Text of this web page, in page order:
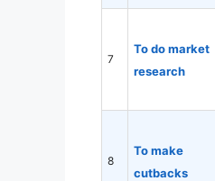
7
To do market
research
8
To make
cutbacks